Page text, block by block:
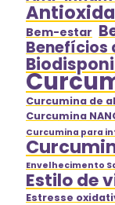
Bem-estar
Benefícios
Curcumina de
Curcumina
Curcumina para
Envelhecimento
Estilo de
Estresse